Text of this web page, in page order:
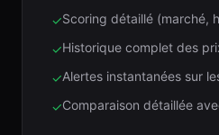
✓Scoring détaillé (marché,
✓Historique complet des
✓Alertes instantanées sur
✓Comparaison détaillée